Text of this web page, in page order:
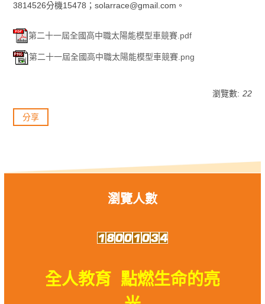
3814526分機15478；solarrace@gmail.com。
第二十一屆全國高中職太陽能模型車競賽.pdf
第二十一屆全國高中職太陽能模型車競賽.png
瀏覽數: 22
分享
瀏覽人數
全人教育 點燃生命的亮